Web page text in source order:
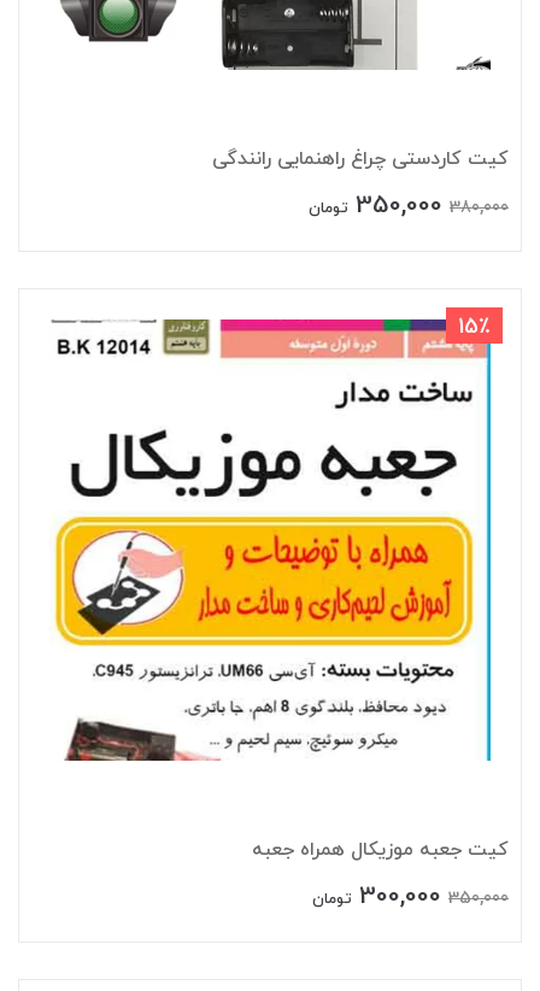
کیت کاردستی چراغ راهنمایی رانندگی
380,000
350,000 تومان
15٪
کیت جعبه موزیکال همراه جعبه
350,000
300,000 تومان